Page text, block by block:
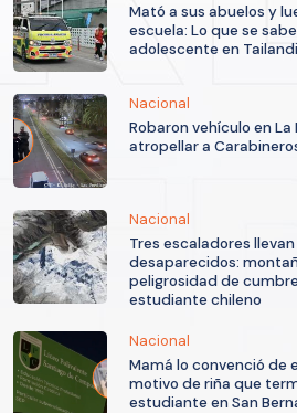
Mató a sus abuelos y
escuela: Lo que se
adolescente en
Nacional
Robaron vehículo en
atropellar a
Nacional
Tres escaladores
desaparecidos:
peligrosidad de
estudiante chileno
Nacional
Mamá lo convenció de
motivo de riña que
estudiante en San